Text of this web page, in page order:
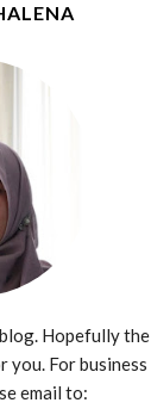
Hopefully the
you. For business
email to: